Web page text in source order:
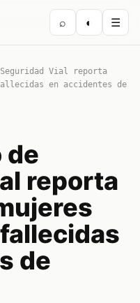
⌕ ◐ ☰
Vial reporta
en accidentes de
de
reporta
de